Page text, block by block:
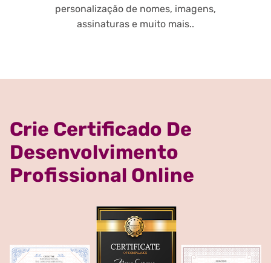
personalização de nomes, imagens,
assinaturas e muito mais..
Crie Certificado De
Desenvolvimento
Profissional Online